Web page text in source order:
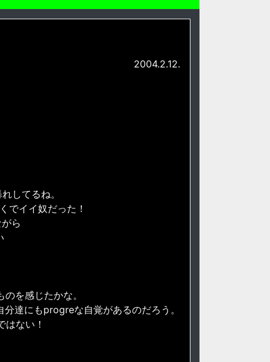
2004.2.12.
してるね。
でイイ奴だった！
ら
を感じたかな。
達にもprogreな自覚があるのだろう。
ない！